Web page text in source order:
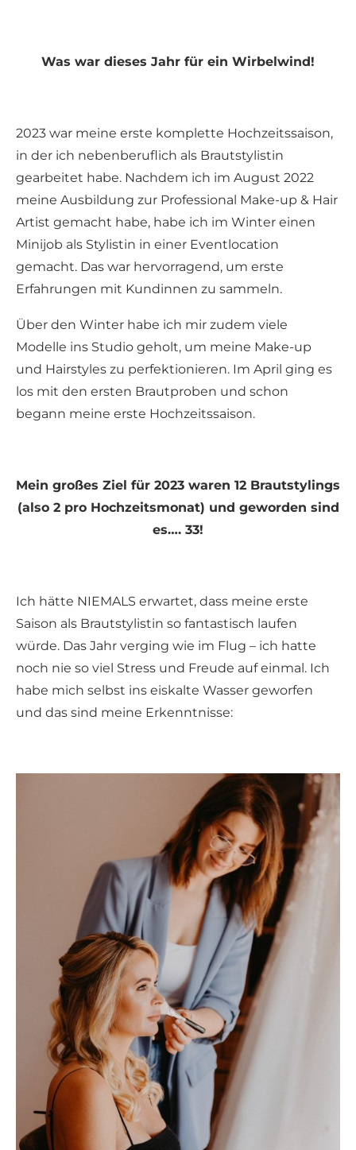
Was war dieses Jahr für ein Wirbelwind!
2023 war meine erste komplette Hochzeitssaison,
in der ich nebenberuflich als Brautstylistin
gearbeitet habe. Nachdem ich im August 2022
meine Ausbildung zur Professional Make-up & Hair
Artist gemacht habe, habe ich im Winter einen
Minijob als Stylistin in einer Eventlocation
gemacht. Das war hervorragend, um erste
Erfahrungen mit Kundinnen zu sammeln.
Über den Winter habe ich mir zudem viele
Modelle ins Studio geholt, um meine Make-up
und Hairstyles zu perfektionieren. Im April ging es
los mit den ersten Brautproben und schon
begann meine erste Hochzeitssaison.
Mein großes Ziel für 2023 waren 12 Brautstylings
(also 2 pro Hochzeitsmonat) und geworden sind
es…. 33!
Ich hätte NIEMALS erwartet, dass meine erste
Saison als Brautstylistin so fantastisch laufen
würde. Das Jahr verging wie im Flug – ich hatte
noch nie so viel Stress und Freude auf einmal. Ich
habe mich selbst ins eiskalte Wasser geworfen
und das sind meine Erkenntnisse: